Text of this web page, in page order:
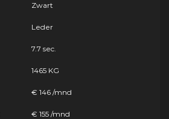
Zwart
Leder
7.7 sec.
1465 KG
€ 146 /mnd
€ 155 /mnd